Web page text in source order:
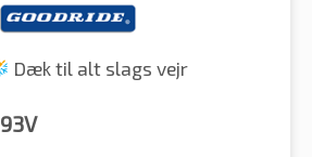
Dæk til alt slags vejr
93V